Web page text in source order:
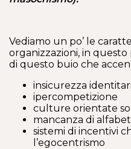
Vediamo un po’ le
organizzazioni, in questo
di questo buio che
insicurezza
ipercompetizione
culture orientate
mancanza di
sistemi di incentivi
l’egocentrismo